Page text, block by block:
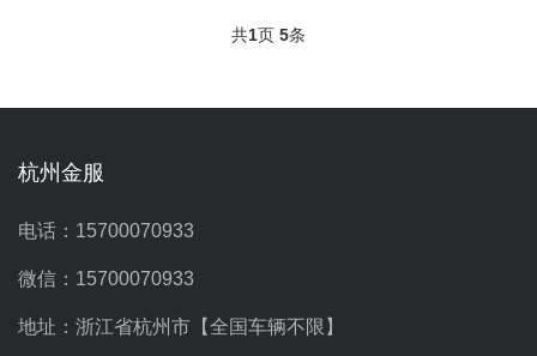
共1页 5条
杭州金服
电话：15700070933
微信：15700070933
地址：浙江省杭州市【全国车辆不限】